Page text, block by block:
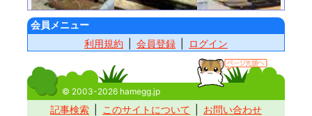
会員メニュー
利用規約
会員登録 ログイン
© 2003-2026 hamegg.jp
記事検索 このサイトについて お問い合わせ